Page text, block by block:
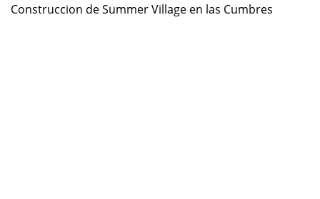
Construccion de Summer Village en las Cumbres